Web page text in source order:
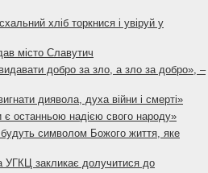
хліб торкнися і увіруй у
місто Славутич
добро за зло, а зло за добро», –
диявола, духа війни і смерті»
останньою надією свого народу»
будуть символом Божого життя, яке
УГКЦ закликає долучитися до